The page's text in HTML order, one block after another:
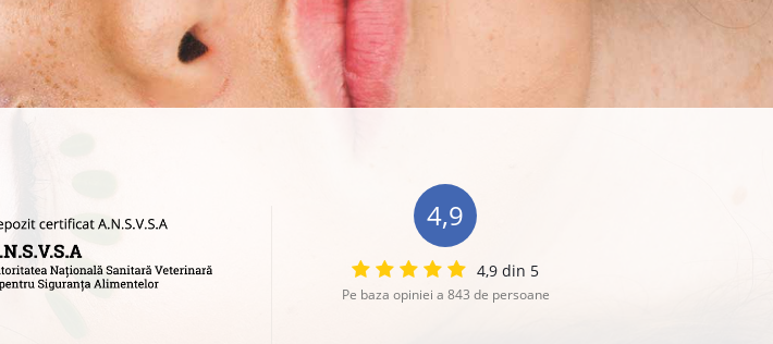
4,9
4,9 din 5
Pe baza opiniei a 843 de persoane